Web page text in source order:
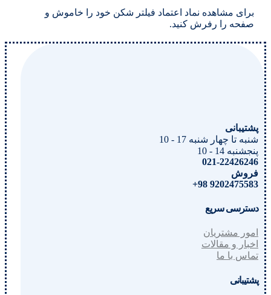
برای مشاهده نماد اعتماد فیلتر شکن خود را خاموش و
صفحه را رفرش کنید.
پشتیبانی
شنبه تا چهار شنبه 17 - 10
پنجشنبه 14 - 10
021-22426246
فروش
9202475583 98+
دسترسی سریع
امور مشتریان
اخبار و مقالات
تماس با ما
پشتیبانی